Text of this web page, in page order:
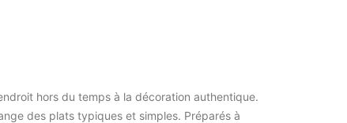
hors du temps à la décoration authentique.
des plats typiques et simples. Préparés à